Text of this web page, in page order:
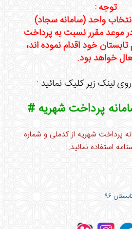
توجه :
واحد (سامانه سجاد)
موعد مقرر نسبت به پرداخت
تابستان خود اقدام نموده اند،
خواهد بود.
لینک زیر کلیک نمائید :
پرداخت شهریه #
پرداخت شهریه از کدملی و شماره
استفاده نمائید.
96